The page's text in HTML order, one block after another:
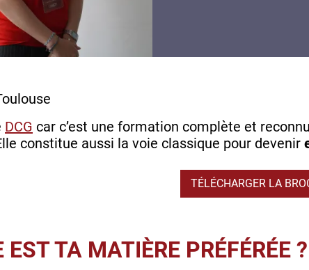
DCG car c’est une formation complète et
constitue aussi la voie classique pour devenir
TÉLÉCHARGER LA
EST TA MATIÈRE PRÉFÉRÉE ?